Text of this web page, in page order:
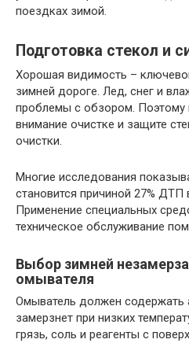
поездках зимой.
Подготовка стекол и
Хорошая видимость –
зимней дороге. Лед, снег и
проблемы с обзором. Поэтому
внимание очистке и защите
очистки.
Многие исследования
становится причиной 27% ДТП
Применение специальных
техническое обслуживание
Выбор зимней
омывателя
Омыватель должен содержать
замерзнет при низких
грязь, соль и реагенты с